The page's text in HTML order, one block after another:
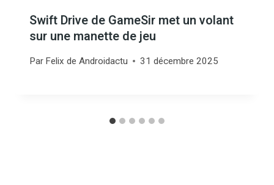
Swift Drive de GameSir met un volant
sur une manette de jeu
Par Felix de Androidactu 31 décembre 2025